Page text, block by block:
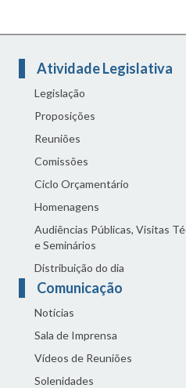
Atividade Legislativa
Legislação
Proposições
Reuniões
Comissões
Ciclo Orçamentário
Homenagens
Audiências Públicas, Visitas
e Seminários
Distribuição do dia
Comunicação
Notícias
Sala de Imprensa
Vídeos de Reuniões
Solenidades